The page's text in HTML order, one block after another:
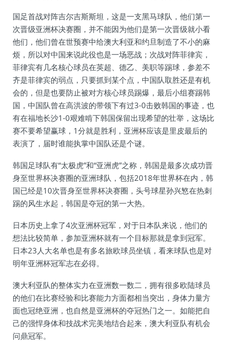
国足首战对阵吉尔吉斯斯坦，这是一支黑马球队，他们第一
次晋级亚洲杯决赛圈，并不能因为他们是第一次晋级就小看
他们，他们曾在世预赛中给澳大利亚和约旦制造了不小的麻
烦，所以对中国来说此役也是一场恶战；次战对阵菲律宾，
菲律宾有几名核心球员在英超、德乙、美职等踢球，参差不
齐是菲律宾的弱点，只要抓到某个点，中国队取胜还是有机
会的，但是也要防止被对方核心球员踢爆，最后小组赛踢韩
国，中国队曾在高洪波的带领下有过3-0击败韩国的事迹，也
有在福地长沙1-0艰难啃下韩国保留出现希望的壮举，这场比
赛不要希望赢球，1分就是胜利，亚洲杯应该是里皮最后的
表演了，届时谁能执掌中国队还是个谜。
韩国足球队有“太极虎”和“亚洲虎”之称，韩国是最多次成功晋
身至世界杯决赛圈的亚洲球队，包括2018年世界杯在内，韩
国已经是10次晋身至世界杯决赛圈，头号球星孙兴慜在热刺
踢的风生水起，韩国是夺冠的第一大热。
日本历史上拿了4次亚洲杯冠军，对于日本队来说，他们的
想法比较简单，参加亚洲杯就有一个目标那就是拿到冠军。
日本23人大名单也是有多名旅欧球员坐镇，看来球队也是对
明年亚洲杯冠军志在必得。
澳大利亚队的整体实力在亚洲数一数二，拥有很多欧陆球员
的他们在比赛经验和比赛能力方面都相当突出，身体力量方
面也冠绝亚洲，也自然是亚洲杯的夺冠热门之一。如能把自
己的强悍身体和技战术完美地结合起来，澳大利亚队有机会
问鼎冠军。